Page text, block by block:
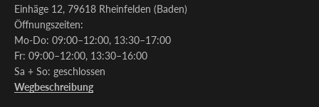
Einhäge 12, 79618 Rheinfelden (Baden)
Öffnungszeiten:
Mo-Do: 09:00–12:00, 13:30–17:00
Fr: 09:00–12:00, 13:30–16:00
Sa + So: geschlossen
Wegbeschreibung